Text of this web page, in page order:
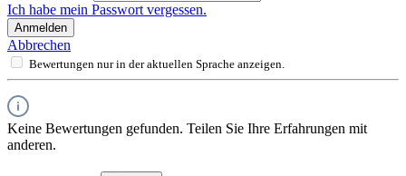
Ich habe mein Passwort vergessen.
Anmelden
Abbrechen
Bewertungen nur in der aktuellen Sprache anzeigen.
Keine Bewertungen gefunden. Teilen Sie Ihre Erfahrungen mit
anderen.